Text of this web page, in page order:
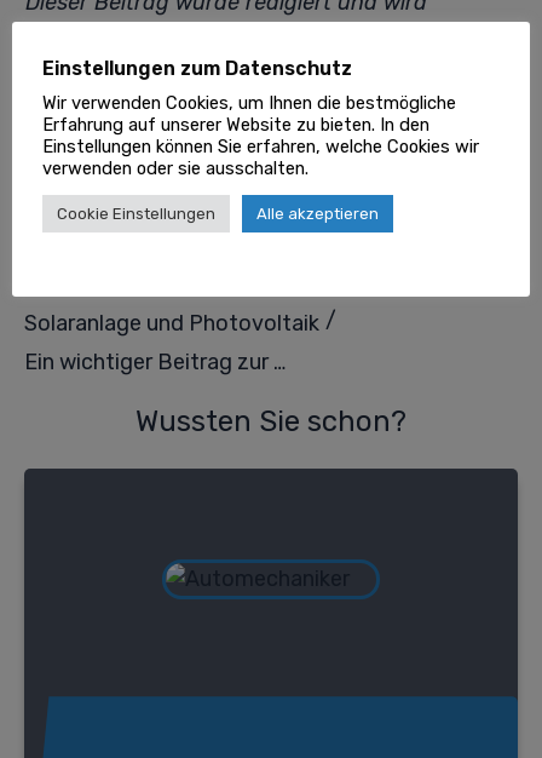
Redaktionund angeschlossenen Fachexperten.
TEILEN
Share 0 Tweet Pin
Solaranlage und Photovoltaik /
Ein wichtiger Beitrag zur Energiewende
Wussten Sie schon?
Einstellungen zum Datenschutz
Wir verwenden Cookies, um Ihnen die bestmögliche
Erfahrung auf unserer Website zu bieten. In den
Einstellungen können Sie erfahren, welche Cookies wir
verwenden oder sie ausschalten.
Cookie Einstellungen Alle akzeptieren